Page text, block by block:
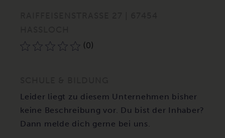
(0)
Leider liegt zu diesem Unternehmen bisher
keine Beschreibung vor. Du bist der Inhaber?
Dann melde dich gerne bei uns.